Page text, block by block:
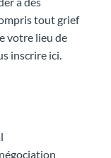
tout grief
votre lieu de
inscrire ici.